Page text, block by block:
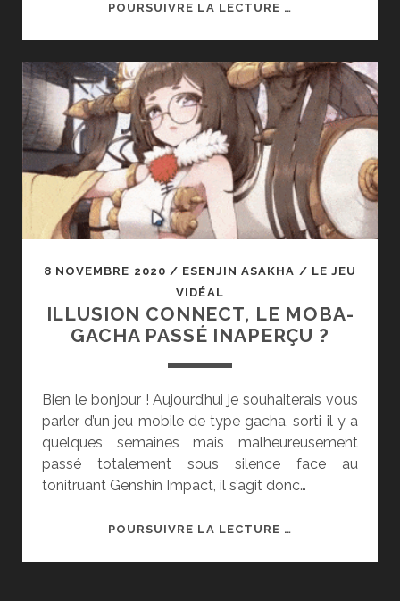
POURSUIVRE LA LECTURE …
AU-
DELÀ
DES
CONFINS
8 NOVEMBRE 2020 / ESENJIN ASAKHA / LE JEU
VIDÉAL
ILLUSION CONNECT, LE MOBA-
GACHA PASSÉ INAPERÇU ?
Bien le bonjour ! Aujourd’hui je souhaiterais vous
parler d’un jeu mobile de type gacha, sorti il y a
quelques semaines mais malheureusement
passé totalement sous silence face au
tonitruant Genshin Impact, il s’agit donc…
POURSUIVRE LA LECTURE …